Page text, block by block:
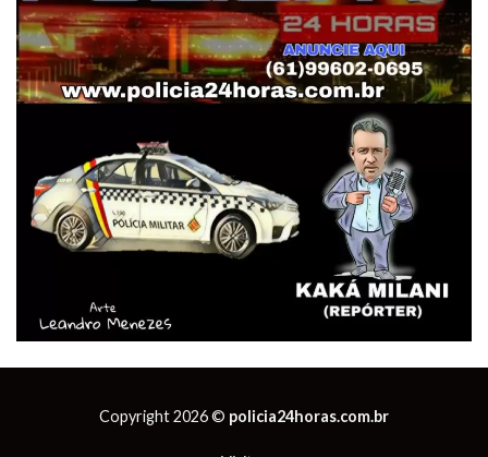
Copyright 2026 © policia24horas.com.br